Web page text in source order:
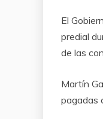
El
predial
de las
Martín
pagadas